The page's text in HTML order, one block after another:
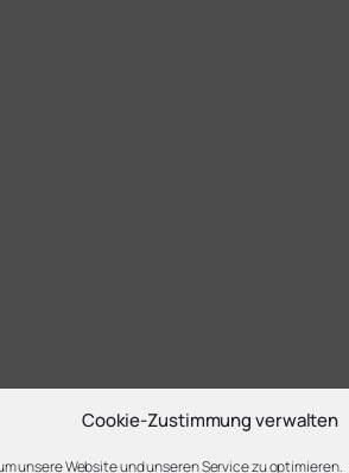
Cookie-Zustimmung verwalten
unsere Website und unseren Service zu optimieren.